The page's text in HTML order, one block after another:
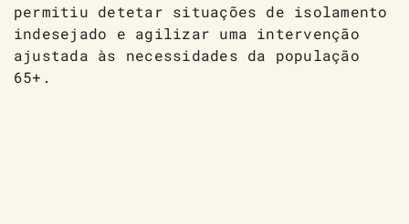
permitiu detetar situações de isolamento
indesejado e agilizar uma intervenção
ajustada às necessidades da população
65+.